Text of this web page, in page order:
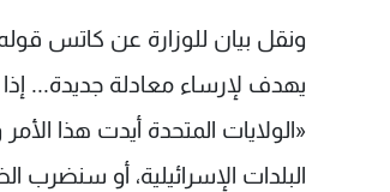
ونقل بيان للوزارة عن كاتس
يهدف لإرساء معادلة جديدة...
«الولايات المتحدة أيدت هذا
البلدات الإسرائيلية، أو